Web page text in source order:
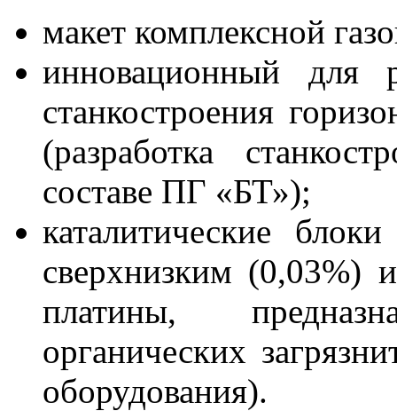
макет комплексной
инновационный для
станкостроения
(разработка
составе ПГ «БТ»);
каталитические
сверхнизким (0,03%)
платины,
органических
оборудования).